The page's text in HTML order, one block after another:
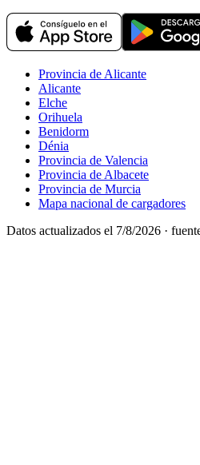
Provincia de Alicante
Alicante
Elche
Orihuela
Benidorm
Dénia
Provincia de Valencia
Provincia de Albacete
Provincia de Murcia
Mapa nacional de cargadores
Datos actualizados el 7/8/2026 ·